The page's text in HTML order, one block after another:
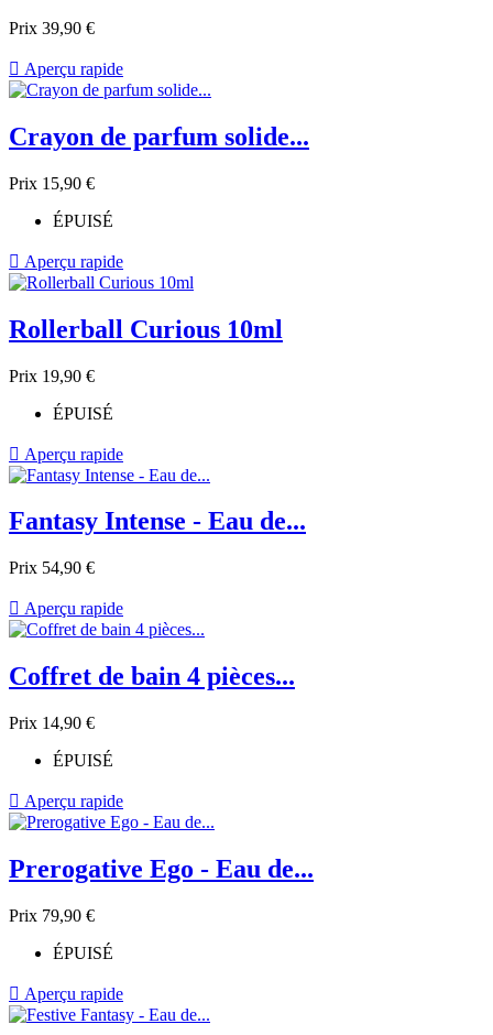
Prix 39,90 €
 Aperçu rapide
Crayon de parfum solide...
Prix 15,90 €
ÉPUISÉ
 Aperçu rapide
Rollerball Curious 10ml
Prix 19,90 €
ÉPUISÉ
 Aperçu rapide
Fantasy Intense - Eau de...
Prix 54,90 €
 Aperçu rapide
Coffret de bain 4 pièces...
Prix 14,90 €
ÉPUISÉ
 Aperçu rapide
Prerogative Ego - Eau de...
Prix 79,90 €
ÉPUISÉ
 Aperçu rapide